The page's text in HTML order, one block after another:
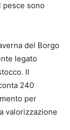
pesce sono
del Borgo
legato
Il
240
per
valorizzazione